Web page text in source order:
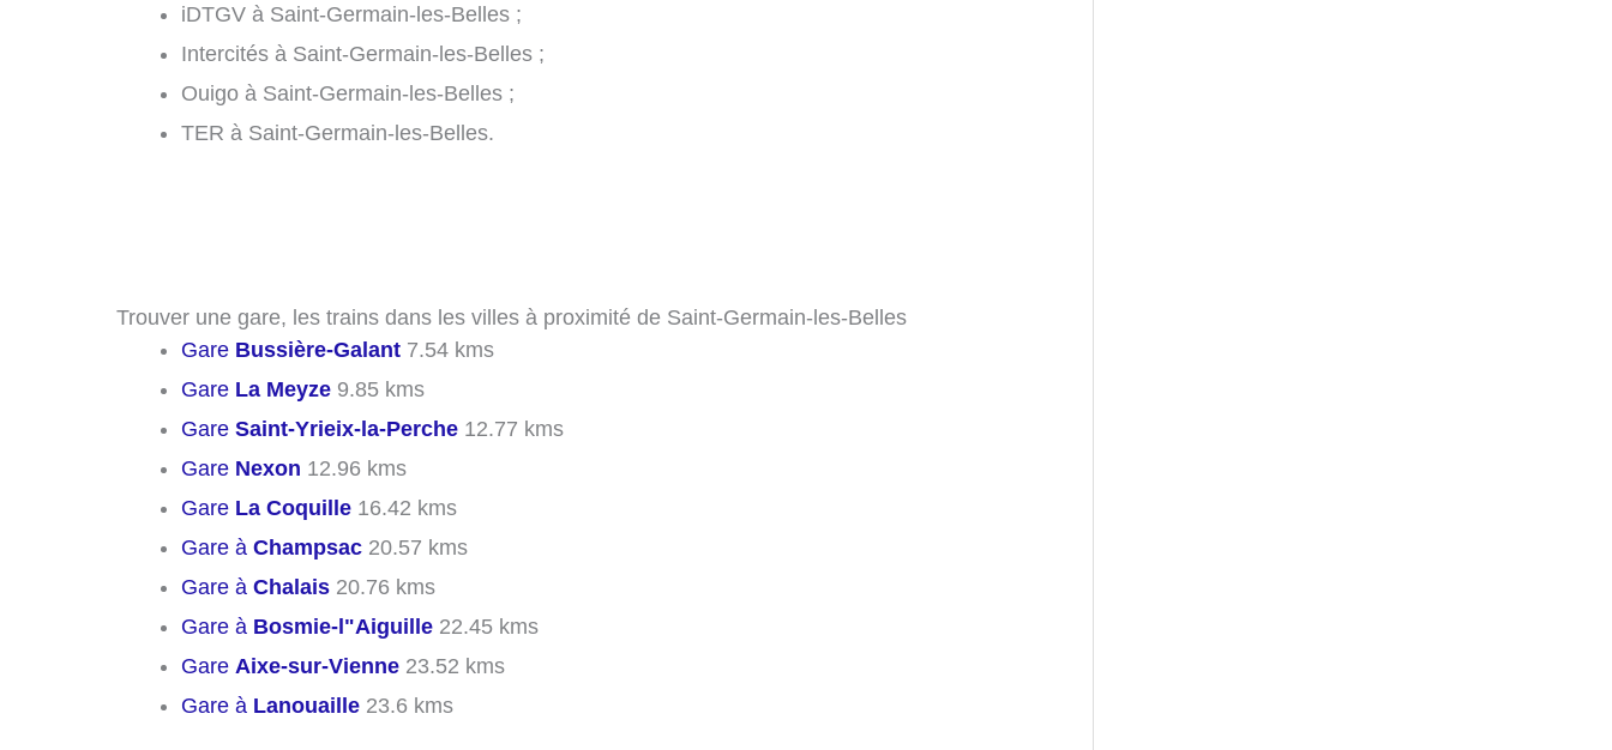
iDTGV à Saint-Germain-les-Belles ;
Intercités à Saint-Germain-les-Belles ;
Ouigo à Saint-Germain-les-Belles ;
TER à Saint-Germain-les-Belles.
Trouver une gare, les trains dans les villes à proximité de Saint-Germain-les-Belles
Gare Bussière-Galant 7.54 kms
Gare La Meyze 9.85 kms
Gare Saint-Yrieix-la-Perche 12.77 kms
Gare Nexon 12.96 kms
Gare La Coquille 16.42 kms
Gare à Champsac 20.57 kms
Gare à Chalais 20.76 kms
Gare à Bosmie-l"Aiguille 22.45 kms
Gare Aixe-sur-Vienne 23.52 kms
Gare à Lanouaille 23.6 kms